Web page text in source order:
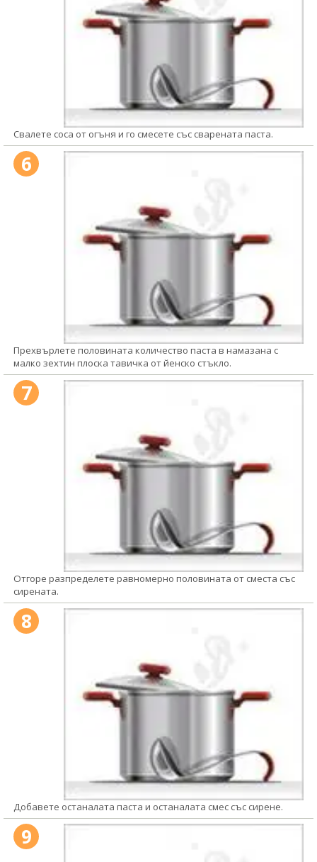
Свалете соса от огъня и го смесете със сварената паста.
6
Прехвърлете половината количество паста в намазана с
малко зехтин плоска тавичка от йенско стъкло.
7
Отгоре разпределете равномерно половината от сместа със
сирената.
8
Добавете останалата паста и останалата смес със сирене.
9